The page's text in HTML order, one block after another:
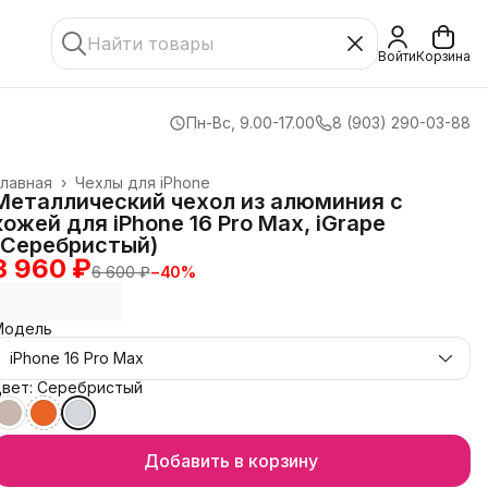
ВойтиКорзина
Пн-Вс, 9.00-17.00 8 (903) 290-03-88
Чехлы для iPhone
›
чехол из алюминия с
для iPhone 16 Pro Max, iGrape
960 ₽6 600 ₽−40%
iPhone 16 Pro Max
Серебристый
Добавить в корзину